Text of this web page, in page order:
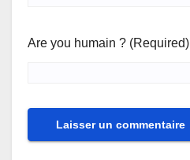
Are you humain ? (Required)